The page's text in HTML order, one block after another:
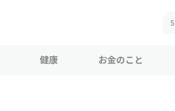
健康 お金のこと